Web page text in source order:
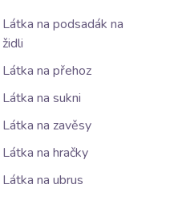
Látka na podsadák na
židli
Látka na přehoz
Látka na sukni
Látka na zavěsy
Látka na hračky
Látka na ubrus